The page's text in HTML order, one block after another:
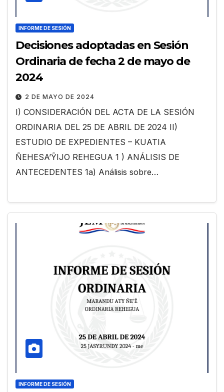
INFORME DE SESIÓN
Decisiones adoptadas en Sesión
Ordinaria de fecha 2 de mayo de
2024
2 DE MAYO DE 2024
I) CONSIDERACIÓN DEL ACTA DE LA SESIÓN
ORDINARIA DEL 25 DE ABRIL DE 2024 II)
ESTUDIO DE EXPEDIENTES – KUATIA
ÑEHESA’ỸIJO REHEGUA 1 ) ANÁLISIS DE
ANTECEDENTES 1a) Análisis sobre…
INFORME DE SESIÓN